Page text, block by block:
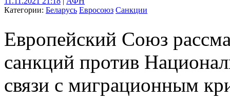
Категории: Беларусь Евросоюз Санкции
Европейский Союз
санкций против
связи с миграционным